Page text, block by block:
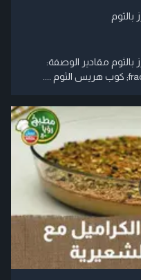
بالثوم
بالثوم مقادير الوصفة: